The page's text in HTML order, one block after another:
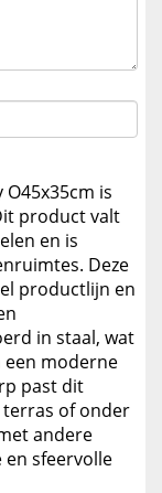
is
product valt
en is
Deze
productlijn en
in staal, wat
een moderne
past dit
of onder
andere
sfeervolle